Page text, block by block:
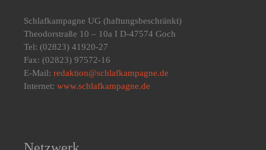
Schlafkampagne UG (haftungsbeschränkt)
Theodorstraße 10 – 10a I D-47574 Goch
Tel: (02823) 41920-27
Fax: (02823) 97572-16
E-Mail: redaktion@schlafkampagne.de
Internet: www.schlafkampagne.de